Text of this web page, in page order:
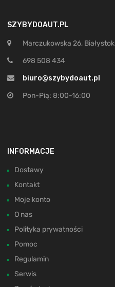
SZYBYDOAUT.PL
Marczukowska 26, Białystok
698 508 434
biuro@szybydoaut.pl
Pon-Pią: 8:00-16:00
INFORMACJE
Dostawy
Kontakt
Moje konto
O nas
Polityka prywatności
Pomoc
Regulamin
Serwis